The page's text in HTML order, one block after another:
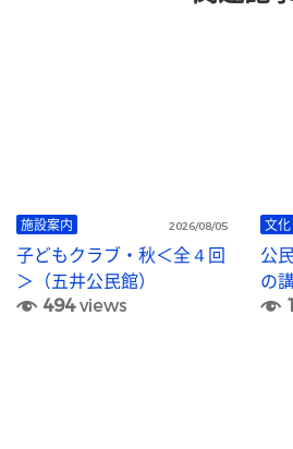
施設案内 2026/08/05
子どもクラブ・秋＜全４回
＞（五井公民館）
494views
文
公
の